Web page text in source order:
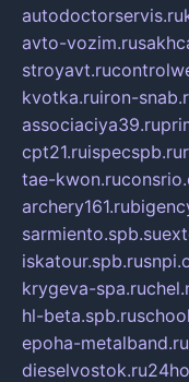
autodoctorservis.ru
avto-vozim.ru
stroyavt.ru
kvotka.ruiron-
associaciya39.ru
cpt21.ruispecspb.ru
tae-kwon.ru
archery161.ru
sarmiento.spb.su
iskatour.spb.ru
krygeva-spa.ru
hl-beta.spb.ru
epoha-metalband.ru
dieselvostok.ru